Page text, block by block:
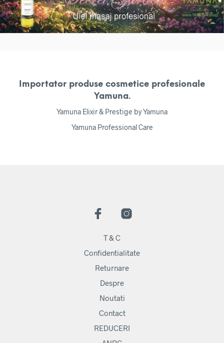
Importator produse cosmetice profesionale
Yamuna.
Yamuna Elixir & Prestige by Yamuna
Yamuna Professional Care
T & C
Confidentialitate
Returnare
Despre
Noutati
Contact
REDUCERI